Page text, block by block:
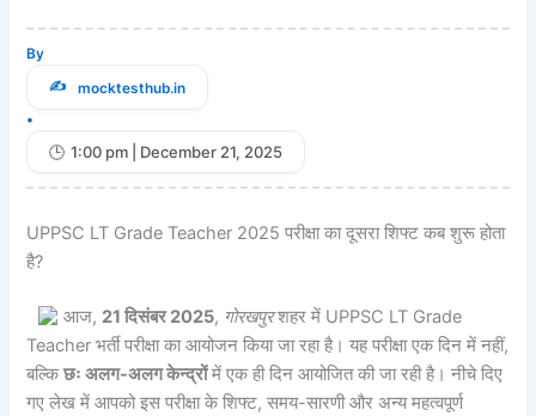
By
mocktesthub.in
•
1:00 pm | December 21, 2025
UPPSC LT Grade Teacher 2025 परीक्षा का दूसरा शिफ्ट कब शुरू होता
है?
आज, 21 दिसंबर 2025, गोरखपुरशहर में UPPSC LT Grade
Teacher भर्ती परीक्षा का आयोजन किया जा रहा है। यह परीक्षा एक दिन में नहीं,
बल्किछः अलग-अलग केन्द्रोंमें एक ही दिन आयोजित की जा रही है। नीचे दिए
गए लेख में आपको इस परीक्षा के शिफ्ट, समय-सारणी और अन्य महत्वपूर्ण